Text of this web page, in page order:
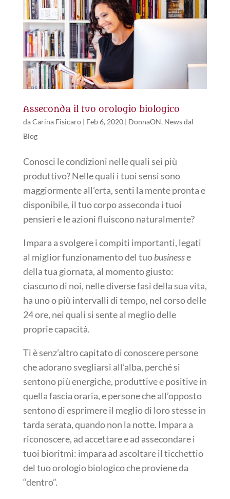
Asseconda il tuo orologio biologico
daCarina Fisicaro| Feb 6, 2020| DonnaON, News dal
Blog
Conosci le condizioni nelle quali sei più
produttivo? Nelle quali i tuoi sensi sono
maggiormente all’erta, senti la mente pronta e
disponibile, il tuo corpo asseconda i tuoi
pensieri e le azioni fluiscono naturalmente?
Impara a svolgere i compiti importanti, legati
al miglior funzionamento del tuobusinesse
della tua giornata, al momento giusto:
ciascuno di noi, nelle diverse fasi della sua vita,
ha uno o più intervalli di tempo, nel corso delle
24 ore, nei quali si sente al meglio delle
proprie capacità.
Ti è senz’altro capitato di conoscere persone
che adorano svegliarsi all’alba, perché si
sentono più energiche, produttive e positive in
quella fascia oraria, e persone che all’opposto
sentono di esprimere il meglio di loro stesse in
tarda serata, quando non la notte. Impara a
riconoscere, ad accettare e ad assecondare i
tuoi bioritmi: impara ad ascoltare il ticchettio
del tuo orologio biologico che proviene da
“dentro”.